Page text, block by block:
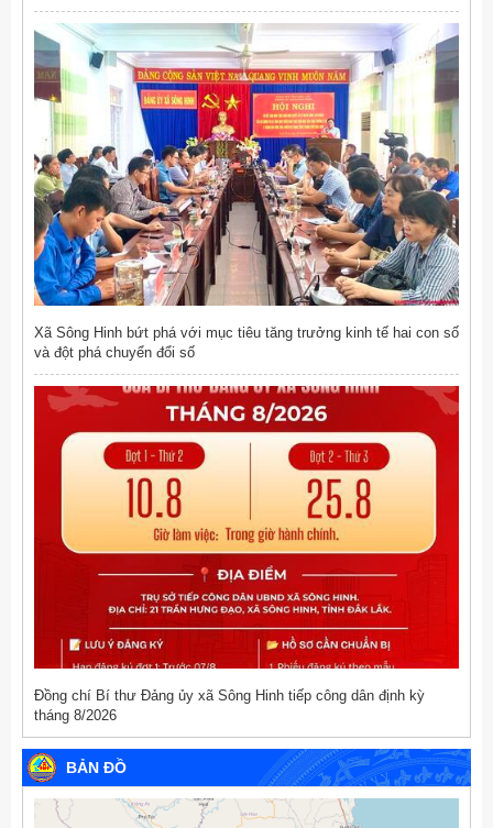
Xã Sông Hinh bứt phá với mục tiêu tăng trưởng kinh tế hai con số
và đột phá chuyển đổi số
Đồng chí Bí thư Đảng ủy xã Sông Hinh tiếp công dân định kỳ
tháng 8/2026
BẢN ĐỒ